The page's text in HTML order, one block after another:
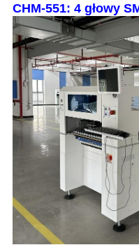
CHM-551: 4 głowy